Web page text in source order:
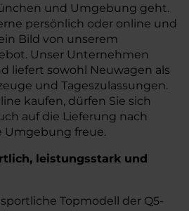
und Umgebung geht.
persönlich oder online und
Bild von unserem
Unser Unternehmen
liefert sowohl Neuwagen als
und Tageszulassungen.
kaufen, dürfen Sie sich
auf die Lieferung nach
Umgebung freue.
leistungsstark und
Topmodell der Q5-